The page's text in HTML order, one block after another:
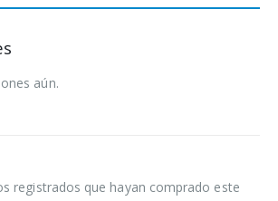
aún.
registrados que hayan comprado este